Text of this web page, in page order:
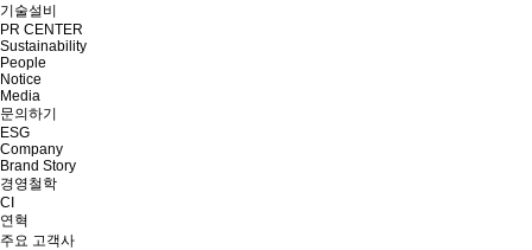
기술설비
PR CENTER
Sustainability
People
Notice
Media
문의하기
ESG
Company
Brand Story
경영철학
CI
연혁
주요 고객사